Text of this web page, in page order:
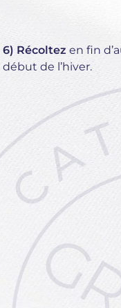
6) Récoltez en fin
début de l’hiver.